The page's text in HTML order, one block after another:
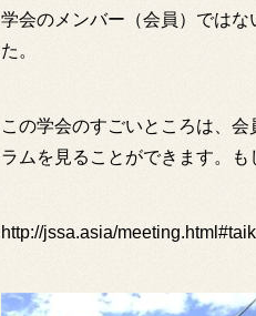
学会のメンバー（会員）では
た。
この学会のすごいところは、
ラムを見ることができます。
http://jssa.asia/